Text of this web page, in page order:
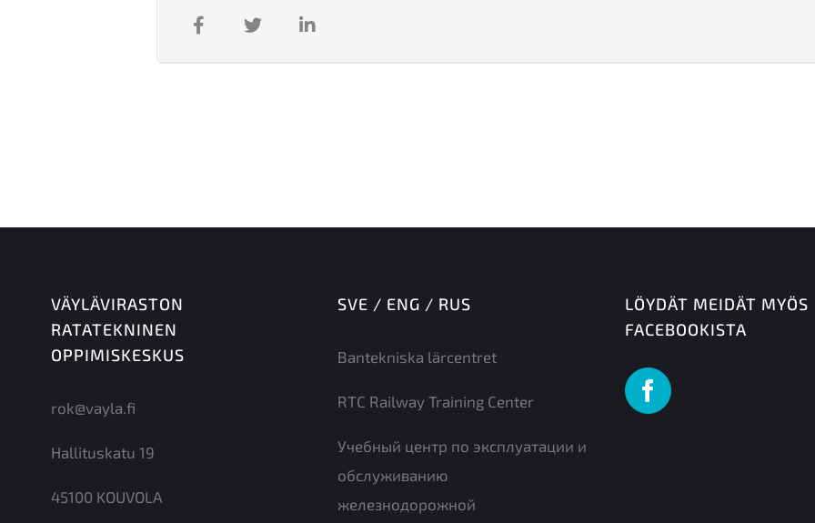
Laskuttaja Väylävirasto.
Ilmoittautumisen voi perua maksutta 7 arkivuorokautta ennen kurssin alkamista. Myöhemmin suoritetuista
VÄYLÄVIRASTON
RATATEKNINEN
OPPIMISKESKUS
rok@vayla.fi
Hallituskatu 19
45100 KOUVOLA
SVE / ENG / RUS
Bantekniska lärcentret
RTC Railway Training Center
Учебный центр по эксплуатации и
обслуживанию
железнодорожной
LÖYDÄT MEIDÄT MYÖS
FACEBOOKISTA